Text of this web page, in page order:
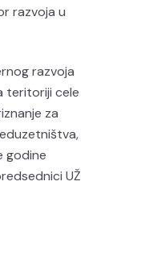
razvoja u
razvoja
teritoriji cele
za
godine
UŽ